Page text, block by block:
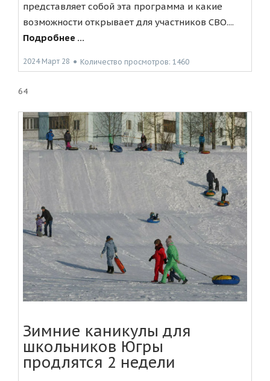
представляет собой эта программа и какие
возможности открывает для участников СВО....
Подробнее ...
2024 Март 28 ● Количество просмотров: 1460
64
Зимние каникулы для
школьников Югры
продлятся 2 недели